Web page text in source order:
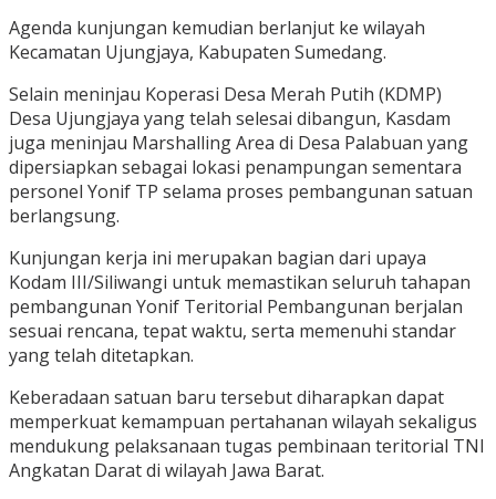
Agenda kunjungan kemudian berlanjut ke wilayah
Kecamatan Ujungjaya, Kabupaten Sumedang.
Selain meninjau Koperasi Desa Merah Putih (KDMP)
Desa Ujungjaya yang telah selesai dibangun, Kasdam
juga meninjau Marshalling Area di Desa Palabuan yang
dipersiapkan sebagai lokasi penampungan sementara
personel Yonif TP selama proses pembangunan satuan
berlangsung.
Kunjungan kerja ini merupakan bagian dari upaya
Kodam III/Siliwangi untuk memastikan seluruh tahapan
pembangunan Yonif Teritorial Pembangunan berjalan
sesuai rencana, tepat waktu, serta memenuhi standar
yang telah ditetapkan.
Keberadaan satuan baru tersebut diharapkan dapat
memperkuat kemampuan pertahanan wilayah sekaligus
mendukung pelaksanaan tugas pembinaan teritorial TNI
Angkatan Darat di wilayah Jawa Barat.